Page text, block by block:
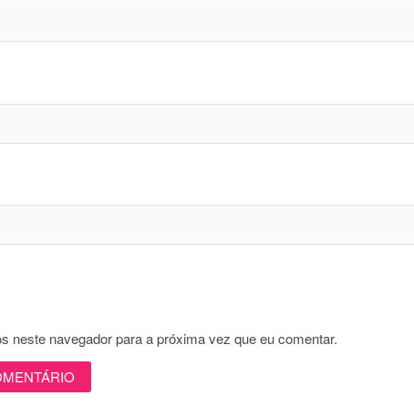
neste navegador para a próxima vez que eu comentar.